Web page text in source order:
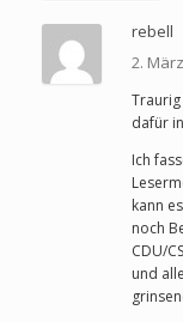
rebell
2.
Traurig
dafür
Ich
kann
noch
CDU/
und